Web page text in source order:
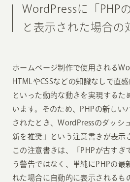
WordPressに「PHP
と表示された場合の
ホームページ制作で使用される
HTMLやCSSなどの知識なしで直
といった動的な動きを実現するた
います。そのため、PHPの新しい
されたとき、WordPressのダッシ
新を推奨」という注意書きが表示
この注意書きは、「PHPが古すぎ
う警告ではなく、単純にPHPの最
れた場合に自動的に表示されるも